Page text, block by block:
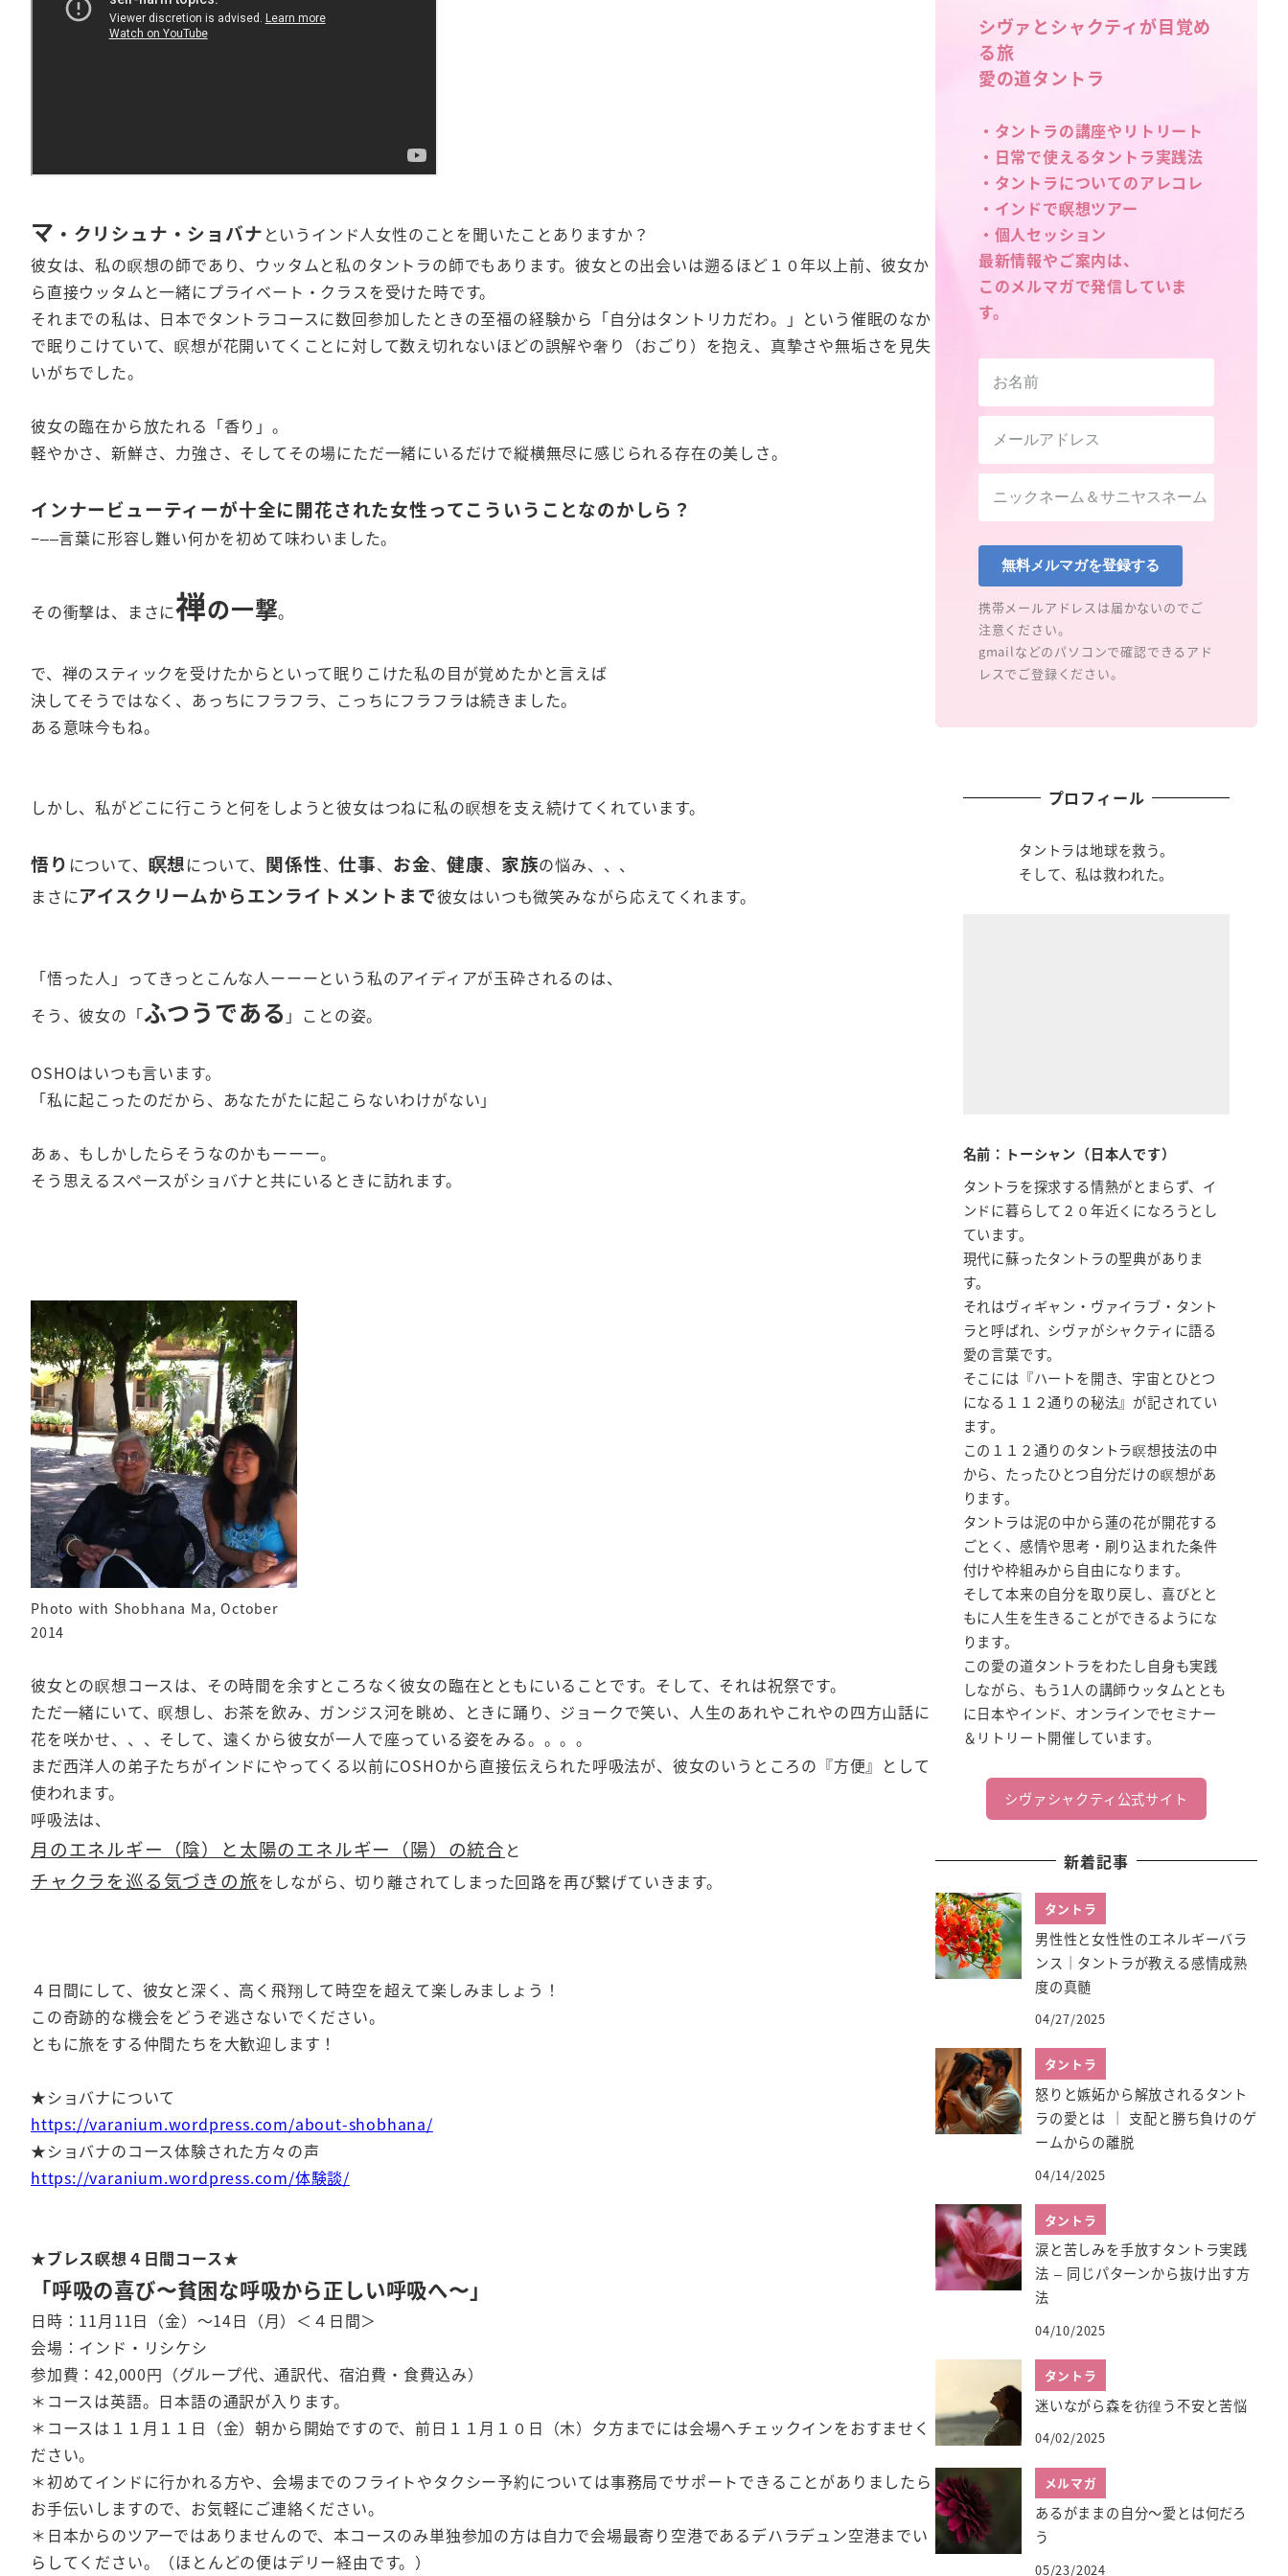
マ ・クリシュナ・ショバナ というインド人女性のことを聞いたことありますか？
彼女は、私の瞑想の師であり、ウッタムと私のタントラの師でもあります。彼女との出会いは遡るほど１０年以上前、彼女か
ら直接ウッタムと一緒にプライベート・クラスを受けた時です。
それまでの私は、日本でタントラコースに数回参加したときの至福の経験から「自分はタントリカだわ。」という催眠のなか
で眠りこけていて、瞑想が花開いてくことに対して数え切れないほどの誤解や奢り（おごり）を抱え、真摯さや無垢さを見失
いがちでした。
彼女の臨在から放たれる「香り」。
軽やかさ、新鮮さ、力強さ、そしてその場にただ一緒にいるだけで縦横無尽に感じられる存在の美しさ。
インナービューティーが十全に開花された女性ってこういうことなのかしら？
−––言葉に形容し難い何かを初めて味わいました。
その衝撃は、まさに禅の一撃。
で、禅のスティックを受けたからといって眠りこけた私の目が覚めたかと言えば
決してそうではなく、あっちにフラフラ、こっちにフラフラは続きました。
ある意味今もね。
しかし、私がどこに行こうと何をしようと彼女はつねに私の瞑想を支え続けてくれています。
悟り について、 瞑想について、 関係性、仕事、 お金、健康、 家族の悩み、、、
まさにアイスクリームからエンライトメントまで彼女はいつも微笑みながら応えてくれます。
「悟った人」ってきっとこんな人ーーーという私のアイディアが玉砕されるのは、
そう、彼女の「ふつうである 」ことの姿。
OSHOはいつも言います。
「私に起こったのだから、あなたがたに起こらないわけがない」
あぁ、もしかしたらそうなのかもーーー。
そう思えるスペースがショバナと共にいるときに訪れます。
Photo with Shobhana Ma, October
2014
彼女との瞑想コースは、その時間を余すところなく彼女の臨在とともにいることです。そして、それは祝祭です。
ただ一緒にいて、瞑想し、お茶を飲み、ガンジス河を眺め、ときに踊り、ジョークで笑い、人生のあれやこれやの四方山話に
花を咲かせ、、、そして、遠くから彼女が一人で座っている姿をみる。。。。
まだ西洋人の弟子たちがインドにやってくる以前にOSHOから直接伝えられた呼吸法が、彼女のいうところの『方便』として
使われます。
呼吸法は、
月のエネルギー（陰）と太陽のエネルギー（陽）の統合 と
チャクラを巡る気づきの旅をしながら、切り離されてしまった回路を再び繋げていきます。
４日間にして、彼女と深く、高く飛翔して時空を超えて楽しみましょう！
この奇跡的な機会をどうぞ逃さないでください。
ともに旅をする仲間たちを大歓迎します！
★ショバナについて
https://varanium.wordpress.com/about-shobhana/
★ショバナのコース体験された方々の声
https://varanium.wordpress.com/体験談/
★ブレス瞑想４日間コース★
「呼吸の喜び〜貧困な呼吸から正しい呼吸へ〜」
日時：11月11日（金）～14日（月）＜４日間＞
会場：インド・リシケシ
参加費：42,000円（グループ代、通訳代、宿泊費・食費込み）
＊コースは英語。日本語の通訳が入ります。
＊コースは１１月１１日（金）朝から開始ですので、前日１１月１０日（木）夕方までには会場へチェックインをおすませく
ださい。
＊初めてインドに行かれる方や、会場までのフライトやタクシー予約については事務局でサポートできることがありましたら
お手伝いしますので、お気軽にご連絡ください。
＊日本からのツアーではありませんので、本コースのみ単独参加の方は自力で会場最寄り空港であるデハラデュン空港までい
らしてください。（ほとんどの便はデリー経由です。）
シヴァとシャクティが目覚め
る旅
愛の道タントラ
・タントラの講座やリトリート
・日常で使えるタントラ実践法
・タントラについてのアレコレ
・インドで瞑想ツアー
・個人セッション
最新情報やご案内は、
このメルマガで発信していま
す。
無料メルマガを登録する
携帯メールアドレスは届かないのでご
注意ください。
gmailなどのパソコンで確認できるアド
レスでご登録ください。
プロフィール
タントラは地球を救う。
そして、私は救われた。
名前：トーシャン（日本人です）
タントラを探求する情熱がとまらず、イ
ンドに暮らして２０年近くになろうとし
ています。
現代に蘇ったタントラの聖典がありま
す。
それはヴィギャン・ヴァイラブ・タント
ラと呼ばれ、シヴァがシャクティに語る
愛の言葉です。
そこには『ハートを開き、宇宙とひとつ
になる１１２通りの秘法』が記されてい
ます。
この１１２通りのタントラ瞑想技法の中
から、たったひとつ自分だけの瞑想があ
ります。
タントラは泥の中から蓮の花が開花する
ごとく、感情や思考・刷り込まれた条件
付けや枠組みから自由になります。
そして本来の自分を取り戻し、喜びとと
もに人生を生きることができるようにな
ります。
この愛の道タントラをわたし自身も実践
しながら、もう1人の講師ウッタムととも
に日本やインド、オンラインでセミナー
＆リトリート開催しています。
シヴァシャクティ公式サイト
新着記事
タントラ
男性性と女性性のエネルギーバラ
ンス｜タントラが教える感情成熟
度の真髄
04/27/2025
タントラ
怒りと嫉妬から解放されるタント
ラの愛とは ｜ 支配と勝ち負けのゲ
ームからの離脱
04/14/2025
タントラ
涙と苦しみを手放すタントラ実践
法 – 同じパターンから抜け出す方
法
04/10/2025
タントラ
迷いながら森を彷徨う不安と苦悩
04/02/2025
メルマガ
あるがままの自分～愛とは何だろ
う
05/23/2024